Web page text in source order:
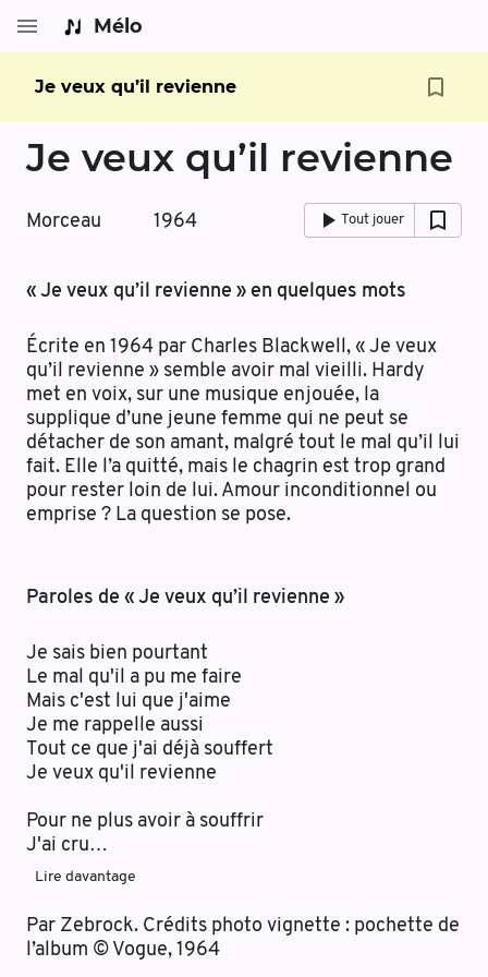
Mélo
Je veux qu’il revienne
Je veux qu’il revienne
Morceau 1964 Tout jouer
« Je veux qu’il revienne » en quelques mots
Écrite en 1964 par Charles Blackwell, « Je veux
qu’il revienne » semble avoir mal vieilli. Hardy
met en voix, sur une musique enjouée, la
supplique d’une jeune femme qui ne peut se
détacher de son amant, malgré tout le mal qu’il lui
fait. Elle l’a quitté, mais le chagrin est trop grand
pour rester loin de lui. Amour inconditionnel ou
emprise ? La question se pose.
Paroles de « Je veux qu’il revienne »
Je sais bien pourtant
Le mal qu'il a pu me faire
Mais c'est lui que j'aime
Je me rappelle aussi
Tout ce que j'ai déjà souffert
Je veux qu'il revienne
Pour ne plus avoir à souffrir
J'ai cru…
Lire davantage
Par Zebrock. Crédits photo vignette : pochette de
l’album © Vogue, 1964